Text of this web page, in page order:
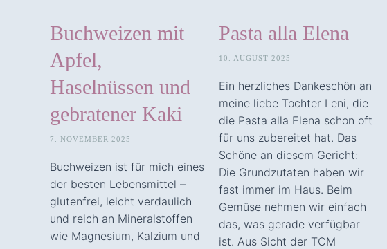
Buchweizen mit
Apfel,
Haselnüssen und
gebratener Kaki
7. NOVEMBER 2025
Buchweizen ist für mich eines
der besten Lebensmittel –
glutenfrei, leicht verdaulich
und reich an Mineralstoffen
wie Magnesium, Kalzium und
Pasta alla Elena
10. AUGUST 2025
Ein herzliches Dankeschön an
meine liebe Tochter Leni, die
die Pasta alla Elena schon oft
für uns zubereitet hat. Das
Schöne an diesem Gericht:
Die Grundzutaten haben wir
fast immer im Haus. Beim
Gemüse nehmen wir einfach
das, was gerade verfügbar
ist. Aus Sicht der TCM